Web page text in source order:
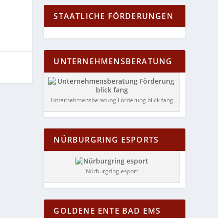
STAATLICHE FÖRDERUNGEN
UNTERNEHMENSBERATUNG
Unternehmensberatung Förderung blick fang
NÜRBURGRING ESPORTS
Nürburgring esport
GOLDENE ENTE BAD EMS